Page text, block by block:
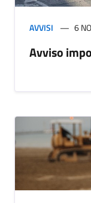
AVVISI 6
Avviso